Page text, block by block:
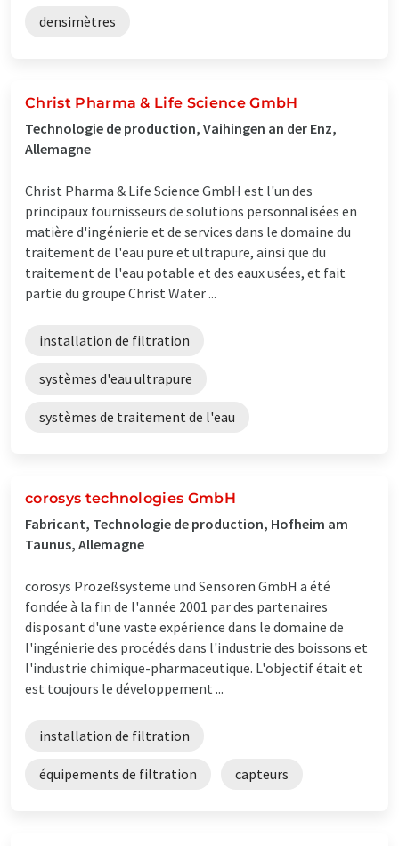
densimètres
Christ Pharma & Life Science GmbH
Technologie de production, Vaihingen an der Enz,
Allemagne
Christ Pharma & Life Science GmbH est l'un des
principaux fournisseurs de solutions personnalisées en
matière d'ingénierie et de services dans le domaine du
traitement de l'eau pure et ultrapure, ainsi que du
traitement de l'eau potable et des eaux usées, et fait
partie du groupe Christ Water ...
installation de filtration
systèmes d'eau ultrapure
systèmes de traitement de l'eau
corosys technologies GmbH
Fabricant, Technologie de production, Hofheim am
Taunus, Allemagne
corosys Prozeßsysteme und Sensoren GmbH a été
fondée à la fin de l'année 2001 par des partenaires
disposant d'une vaste expérience dans le domaine de
l'ingénierie des procédés dans l'industrie des boissons et
l'industrie chimique-pharmaceutique. L'objectif était et
est toujours le développement ...
installation de filtration
équipements de filtration capteurs